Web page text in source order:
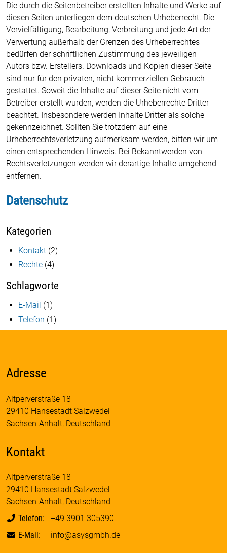
Die durch die Seitenbetreiber erstellten Inhalte und Werke auf
diesen Seiten unterliegen dem deutschen Urheberrecht. Die
Vervielfältigung, Bearbeitung, Verbreitung und jede Art der
Verwertung außerhalb der Grenzen des Urheberrechtes
bedürfen der schriftlichen Zustimmung des jeweiligen
Autors bzw. Erstellers. Downloads und Kopien dieser Seite
sind nur für den privaten, nicht kommerziellen Gebrauch
gestattet. Soweit die Inhalte auf dieser Seite nicht vom
Betreiber erstellt wurden, werden die Urheberrechte Dritter
beachtet. Insbesondere werden Inhalte Dritter als solche
gekennzeichnet. Sollten Sie trotzdem auf eine
Urheberrechtsverletzung aufmerksam werden, bitten wir um
einen entsprechenden Hinweis. Bei Bekanntwerden von
Rechtsverletzungen werden wir derartige Inhalte umgehend
entfernen.
Datenschutz
Kategorien
Kontakt (2)
Rechte (4)
Schlagworte
E-Mail (1)
Telefon (1)
Adresse
Altperverstraße 18
29410 Hansestadt Salzwedel
Sachsen-Anhalt, Deutschland
Kontakt
Altperverstraße 18
29410 Hansestadt Salzwedel
Sachsen-Anhalt, Deutschland
Telefon
+49 3901 305390
E-Mail
info@asysgmbh.de